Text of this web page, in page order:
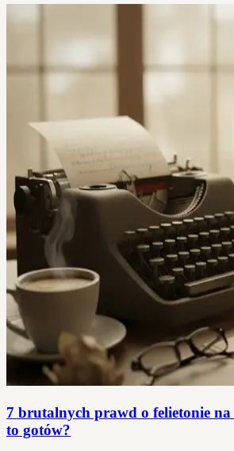
7 brutalnych prawd o felietonie na
to gotów?